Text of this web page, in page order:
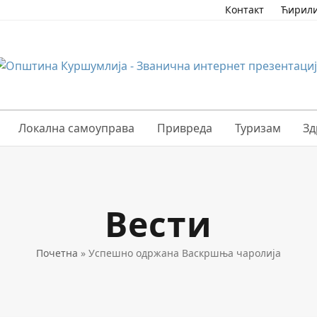
Контакт
Локална самоуправа Привреда Туризам
Вести
Почетна » Успешно одржана Васкршња чаролија